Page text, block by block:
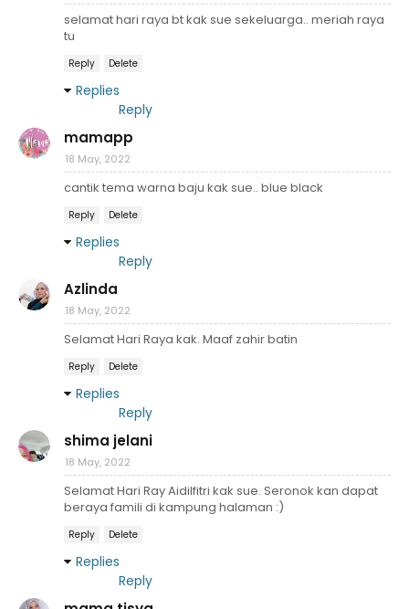
selamat hari raya bt kak sue sekeluarga.. meriah raya
tu
Reply Delete
Replies
Reply
mamapp
18 May, 2022
cantik tema warna baju kak sue.. blue black
Reply Delete
Replies
Reply
Azlinda
18 May, 2022
Selamat Hari Raya kak. Maaf zahir batin
Reply Delete
Replies
Reply
shima jelani
18 May, 2022
Selamat Hari Ray Aidilfitri kak sue. Seronok kan dapat
beraya famili di kampung halaman :)
Reply Delete
Replies
Reply